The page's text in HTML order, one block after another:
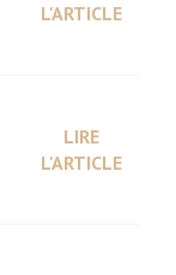
L'ARTICLE
LIRE
L'ARTICLE